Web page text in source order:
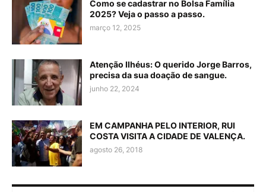
Como se cadastrar no Bolsa Família
2025? Veja o passo a passo.
março 12, 2025
Atenção Ilhéus: O querido Jorge Barros,
precisa da sua doação de sangue.
junho 22, 2024
EM CAMPANHA PELO INTERIOR, RUI
COSTA VISITA A CIDADE DE VALENÇA.
agosto 26, 2018